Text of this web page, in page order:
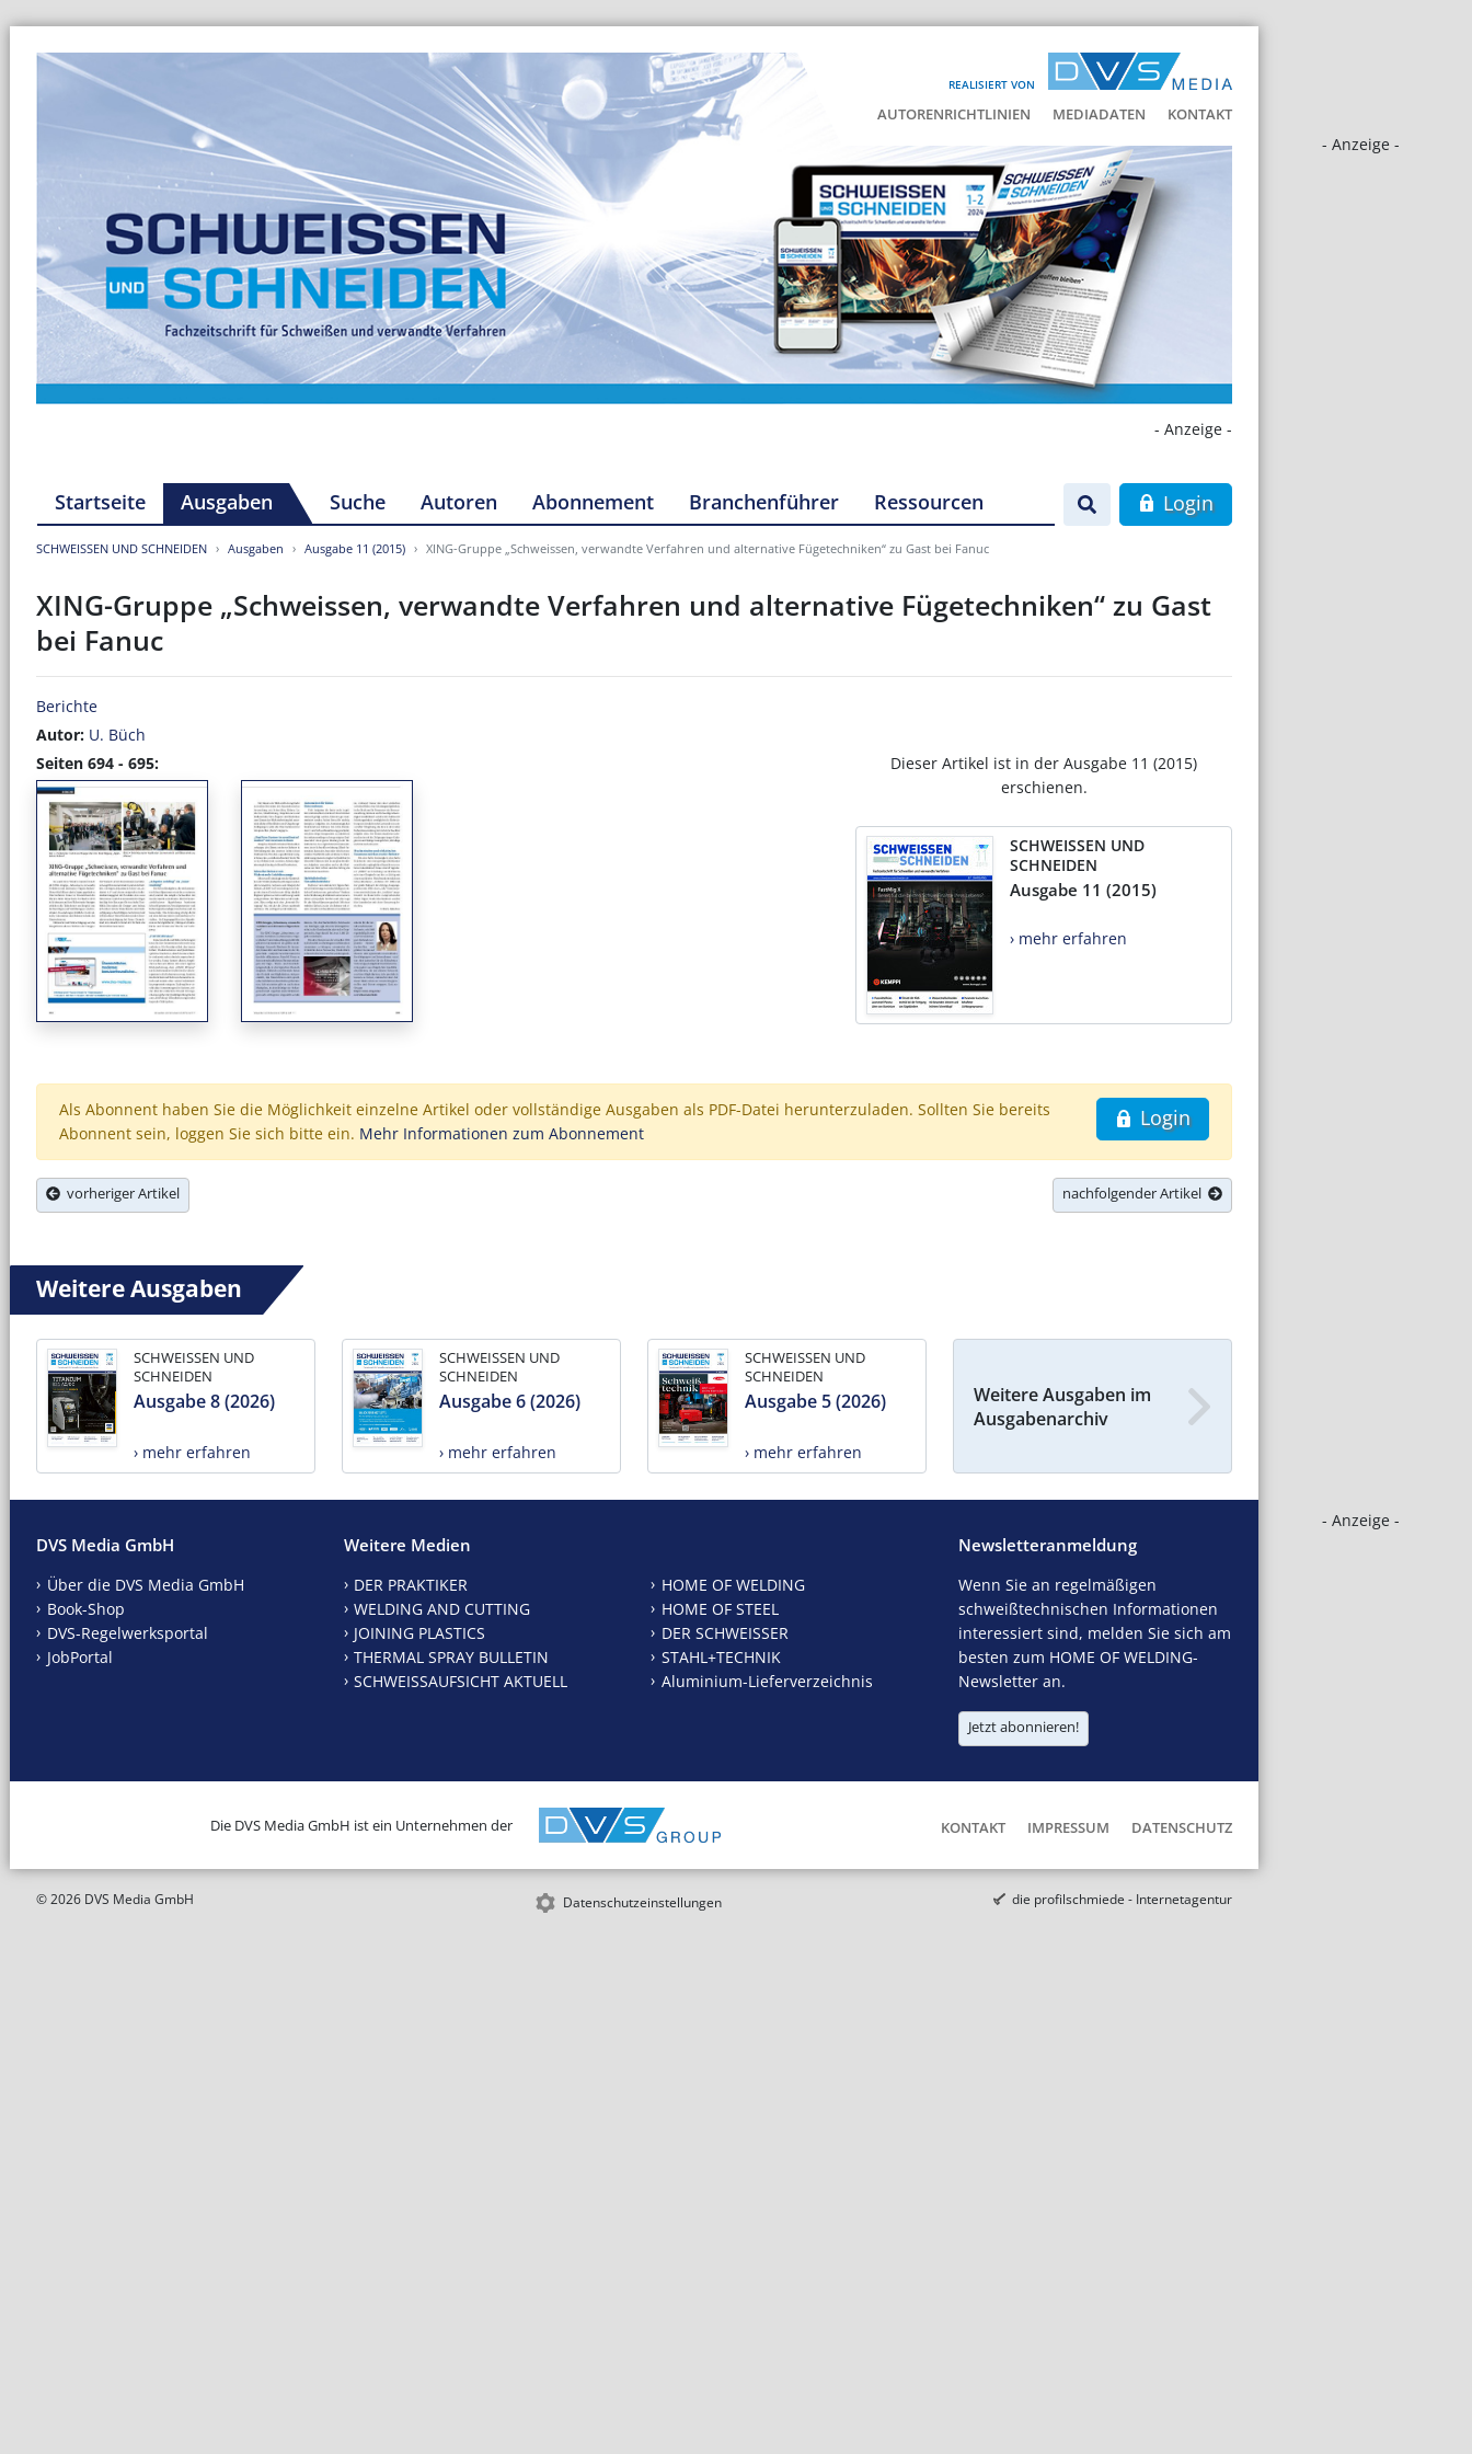
REALISIERT VON
AUTORENRICHTLINIEN MEDIADATEN KONTAKT
- Anzeige -
- Anzeige -
- Anzeige -
Startseite Ausgaben Suche Autoren Abonnement Branchenführer Ressourcen Login
SCHWEISSEN UND SCHNEIDEN Ausgaben Ausgabe 11 (2015) XING-Gruppe „Schweissen, verwandte Verfahren und alternative Fügetechniken“ zu Gast bei Fanuc
XING-Gruppe „Schweissen, verwandte Verfahren und alternative Fügetechniken“ zu Gast
bei Fanuc
Berichte
Autor: U. Büch
Seiten 694 - 695:
Dieser Artikel ist in der Ausgabe 11 (2015)
erschienen.
SCHWEISSEN UND
SCHNEIDEN
Ausgabe 11 (2015)
› mehr erfahren
Login
Als Abonnent haben Sie die Möglichkeit einzelne Artikel oder vollständige Ausgaben als PDF-Datei herunterzuladen. Sollten Sie bereits
Abonnent sein, loggen Sie sich bitte ein. Mehr Informationen zum Abonnement
vorheriger Artikel nachfolgender Artikel
Weitere Ausgaben
SCHWEISSEN UND
SCHNEIDEN
Ausgabe 8 (2026)
› mehr erfahren
SCHWEISSEN UND
SCHNEIDEN
Ausgabe 6 (2026)
› mehr erfahren
SCHWEISSEN UND
SCHNEIDEN
Ausgabe 5 (2026)
› mehr erfahren
Weitere Ausgaben im
Ausgabenarchiv
DVS Media GmbH
Über die DVS Media GmbH
Book-Shop
DVS-Regelwerksportal
JobPortal
Weitere Medien
DER PRAKTIKER
WELDING AND CUTTING
JOINING PLASTICS
THERMAL SPRAY BULLETIN
SCHWEISSAUFSICHT AKTUELL
HOME OF WELDING
HOME OF STEEL
DER SCHWEISSER
STAHL+TECHNIK
Aluminium-Lieferverzeichnis
Newsletteranmeldung
Wenn Sie an regelmäßigen
schweißtechnischen Informationen
interessiert sind, melden Sie sich am
besten zum HOME OF WELDING-
Newsletter an.
Jetzt abonnieren!
Die DVS Media GmbH ist ein Unternehmen der KONTAKT IMPRESSUM DATENSCHUTZ
© 2026 DVS Media GmbH Datenschutzeinstellungen die profilschmiede - Internetagentur